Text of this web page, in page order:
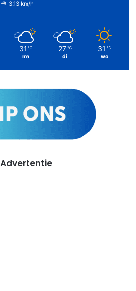
3.13 km/h
31 ℃
ma
27 ℃
di
31 ℃
wo
Advertentie